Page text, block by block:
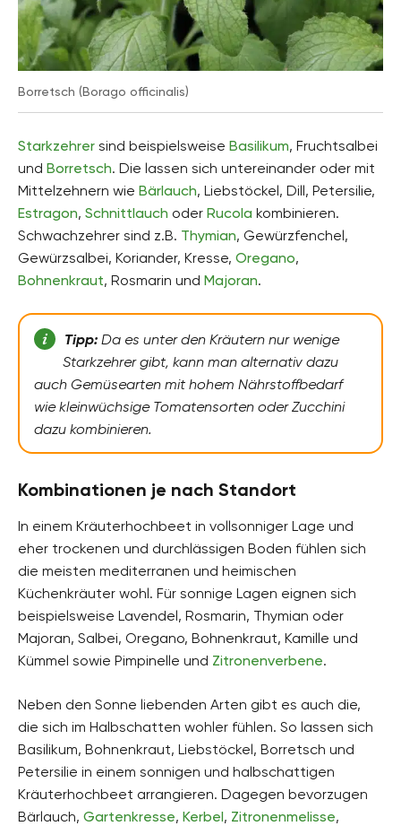
Borretsch (Borago officinalis)
Starkzehrer sind beispielsweise Basilikum, Fruchtsalbei
und Borretsch. Die lassen sich untereinander oder mit
Mittelzehnern wie Bärlauch, Liebstöckel, Dill, Petersilie,
Estragon, Schnittlauch oder Rucola kombinieren.
Schwachzehrer sind z.B. Thymian, Gewürzfenchel,
Gewürzsalbei, Koriander, Kresse, Oregano,
Bohnenkraut, Rosmarin und Majoran.
Tipp:Da es unter den Kräutern nur wenige
Starkzehrer gibt, kann man alternativ dazu
auch Gemüsearten mit hohem Nährstoffbedarf
wie kleinwüchsige Tomatensorten oder Zucchini
dazu kombinieren.
Kombinationen je nach Standort
In einem Kräuterhochbeet in vollsonniger Lage und
eher trockenen und durchlässigen Boden fühlen sich
die meisten mediterranen und heimischen
Küchenkräuter wohl. Für sonnige Lagen eignen sich
beispielsweise Lavendel, Rosmarin, Thymian oder
Majoran, Salbei, Oregano, Bohnenkraut, Kamille und
Kümmel sowie Pimpinelle und Zitronenverbene.
Neben den Sonne liebenden Arten gibt es auch die,
die sich im Halbschatten wohler fühlen. So lassen sich
Basilikum, Bohnenkraut, Liebstöckel, Borretsch und
Petersilie in einem sonnigen und halbschattigen
Kräuterhochbeet arrangieren. Dagegen bevorzugen
Bärlauch, Gartenkresse, Kerbel, Zitronenmelisse,